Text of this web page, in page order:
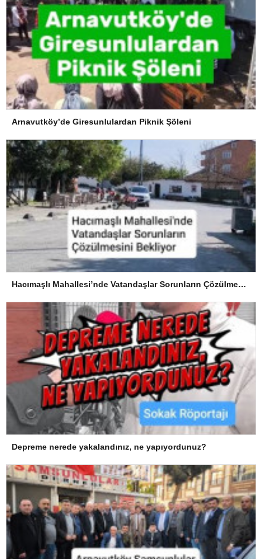
Arnavutköy’de Giresunlulardan Piknik Şöleni
Hacımaşlı Mahallesi’nde Vatandaşlar Sorunların Çözülmesini Bekliyor
Depreme nerede yakalandınız, ne yapıyordunuz?